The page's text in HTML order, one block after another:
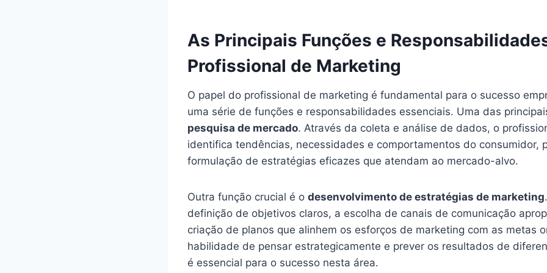
As Principais Funções e
Profissional de Marketing
O papel do profissional de marketing é fundamental para o sucesso
uma série de funções e responsabilidades essenciais. Uma das
pesquisa de mercado. Através da coleta e análise de dados, o
identifica tendências, necessidades e comportamentos do consumidor,
formulação de estratégias eficazes que atendam ao mercado-alvo.
Outra função crucial é o desenvolvimento de estratégias de marketing
definição de objetivos claros, a escolha de canais de comunicação
criação de planos que alinhem os esforços de marketing com as metas
habilidade de pensar estrategicamente e prever os resultados de
é essencial para o sucesso nesta área.